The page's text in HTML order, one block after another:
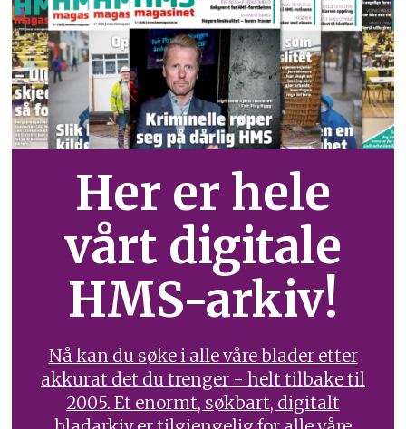
Her er hele
vårt digitale
HMS-arkiv!
Nå kan du søke i alle våre blader etter
akkurat det du trenger - helt tilbake til
2005. Et enormt, søkbart, digitalt